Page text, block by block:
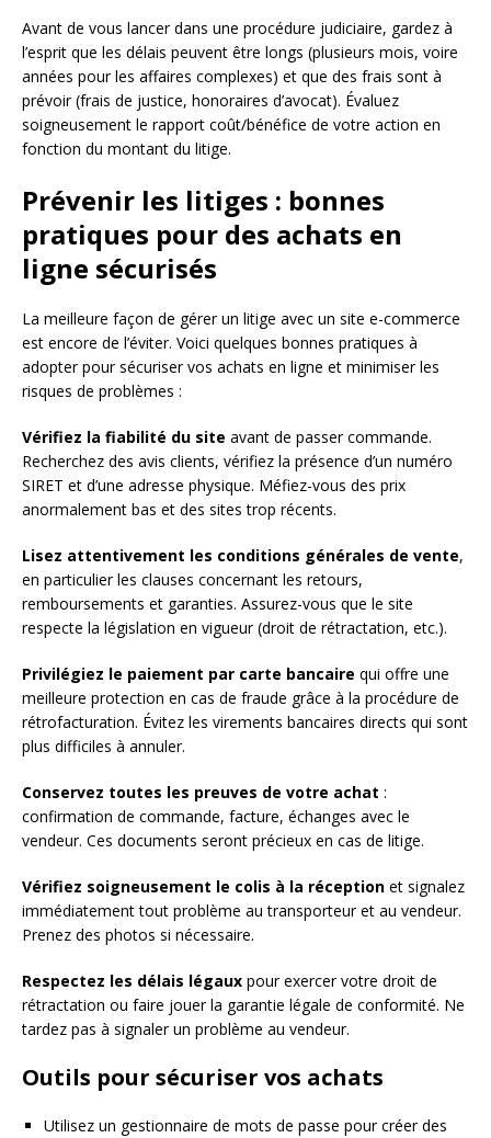
Avant de vous lancer dans une procédure judiciaire, gardez à
l’esprit que les délais peuvent être longs (plusieurs mois, voire
années pour les affaires complexes) et que des frais sont à
prévoir (frais de justice, honoraires d’avocat). Évaluez
soigneusement le rapport coût/bénéfice de votre action en
fonction du montant du litige.
Prévenir les litiges : bonnes
pratiques pour des achats en
ligne sécurisés
La meilleure façon de gérer un litige avec un site e-commerce
est encore de l’éviter. Voici quelques bonnes pratiques à
adopter pour sécuriser vos achats en ligne et minimiser les
risques de problèmes :
Vérifiez la fiabilité du site avant de passer commande.
Recherchez des avis clients, vérifiez la présence d’un numéro
SIRET et d’une adresse physique. Méfiez-vous des prix
anormalement bas et des sites trop récents.
Lisez attentivement les conditions générales de vente,
en particulier les clauses concernant les retours,
remboursements et garanties. Assurez-vous que le site
respecte la législation en vigueur (droit de rétractation, etc.).
Privilégiez le paiement par carte bancaire qui offre une
meilleure protection en cas de fraude grâce à la procédure de
rétrofacturation. Évitez les virements bancaires directs qui sont
plus difficiles à annuler.
Conservez toutes les preuves de votre achat :
confirmation de commande, facture, échanges avec le
vendeur. Ces documents seront précieux en cas de litige.
Vérifiez soigneusement le colis à la réception et signalez
immédiatement tout problème au transporteur et au vendeur.
Prenez des photos si nécessaire.
Respectez les délais légaux pour exercer votre droit de
rétractation ou faire jouer la garantie légale de conformité. Ne
tardez pas à signaler un problème au vendeur.
Outils pour sécuriser vos achats
Utilisez un gestionnaire de mots de passe pour créer des